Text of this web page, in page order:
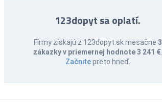
123dopyt sa oplatí.
Firmy získajú z 123dopyt.sk mesačne 3
zákazky v priemernej hodnote 3 241 €.
Začnitepreto hneď.